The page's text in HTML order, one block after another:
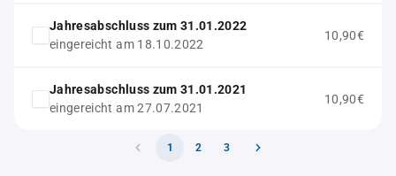
Jahresabschluss zum 31.01.2022
eingereicht am 18.10.2022
10,90€
Jahresabschluss zum 31.01.2021
eingereicht am 27.07.2021
10,90€
1 2 3